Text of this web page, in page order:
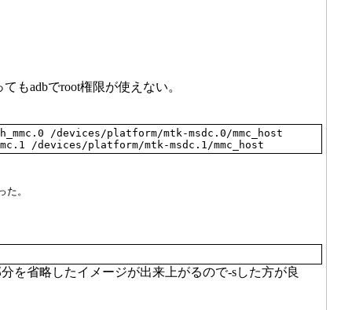
もadbでroot権限が使えない。
/devices/platform/mtk-msdc.0/mmc_host
/devices/platform/mtk-msdc.1/mmc_host
。
を省略したイメージが出来上がるので-sした方が良